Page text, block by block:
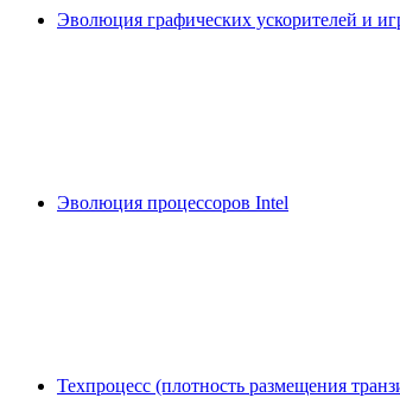
Эволюция графических ускорителей и
Эволюция процессоров Intel
Техпроцесс (плотность размещения